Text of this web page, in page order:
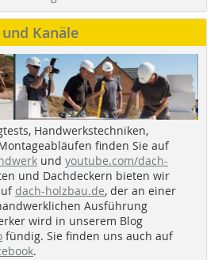
Kanäle
Handwerkstechniken,
finden Sie auf
und youtube.com/dach-
und Dachdeckern bieten wir
dach-holzbau.de, der an einer
Ausführung
wird in unserem Blog
fündig. Sie finden uns auch auf
.